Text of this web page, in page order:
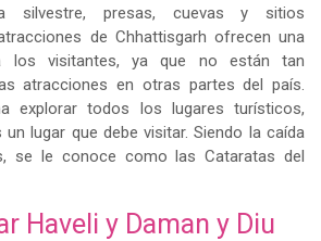
silvestre, presas, cuevas y sitios
de Chhattisgarh ofrecen una
los visitantes, ya que no están tan
atracciones en otras partes del país.
explorar todos los lugares turísticos,
lugar que debe visitar. Siendo la caída
se le conoce como las Cataratas del
Haveli y Daman y Diu